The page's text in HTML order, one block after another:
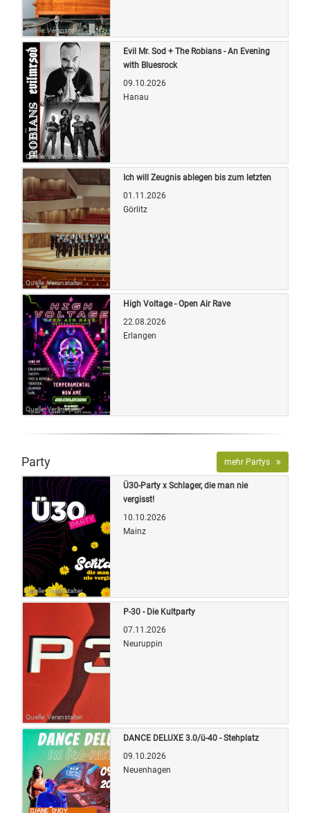
Quelle: Veranstalter
Quelle: Veranstalter
Evil Mr. Sod + The Robians - An Evening
with Bluesrock
09.10.2026
Hanau
Quelle: Veranstalter
Ich will Zeugnis ablegen bis zum letzten
01.11.2026
Görlitz
Quelle: Veranstalter
High Voltage - Open Air Rave
22.08.2026
Erlangen
Party mehr Partys
Quelle: Veranstalter
Ü30-Party x Schlager, die man nie
vergisst!
10.10.2026
Mainz
Quelle: Veranstalter
P-30 - Die Kultparty
07.11.2026
Neuruppin
DANCE DELUXE 3.0/ü-40 - Stehplatz
09.10.2026
Neuenhagen